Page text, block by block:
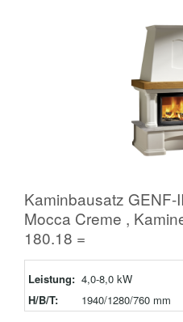
Kaminbausatz GENF-
Mocca Creme ,
180.18 =
Leistung: 4,0-8,0 kW
H/B/T:
1940/1280/760 mm